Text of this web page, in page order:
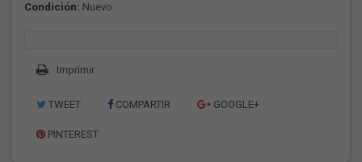
Condición: Nuevo
Imprimir
TWEET COMPARTIR GOOGLE+
PINTEREST